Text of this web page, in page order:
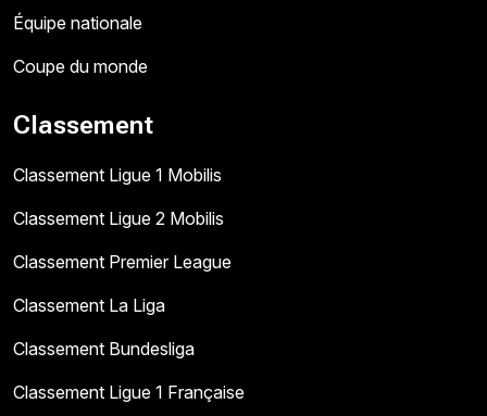
Équipe nationale
Coupe du monde
Classement
Classement Ligue 1 Mobilis
Classement Ligue 2 Mobilis
Classement Premier League
Classement La Liga
Classement Bundesliga
Classement Ligue 1 Française